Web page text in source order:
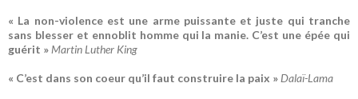
« La non-violence est une arme puissante et juste qui tranche
sans blesser et ennoblit homme qui la manie. C’est une épée qui
guérit »Martin Luther King
« C’est dans son coeur qu’il faut construire la paix »Dalaï-Lama